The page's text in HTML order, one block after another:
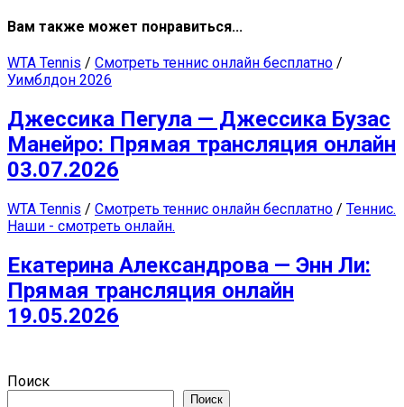
Вам также может понравиться...
WTA Tennis / Смотреть теннис онлайн бесплатно /
Уимблдон 2026
Джессика Пегула — Джессика Бузас
Манейро: Прямая трансляция онлайн
03.07.2026
WTA Tennis / Смотреть теннис онлайн бесплатно / Теннис.
Наши - смотреть онлайн.
Екатерина Александрова — Энн Ли:
Прямая трансляция онлайн
19.05.2026
Поиск
Поиск